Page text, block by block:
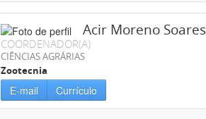
Acir Moreno
COORDENADOR(A)
CIÊNCIAS AGRÁRIAS
Zootecnia
E-mail Currículo